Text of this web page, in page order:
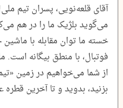
آقای قلعه‌نویی، پسران تیم
می‌گوید بلژیک ما را در هم
خسته ما توان مقابله با
فوتبال، با منطق بیگانه
از شما می‌خواهیم در زمین
بزنید، بدوید و تا آخرین